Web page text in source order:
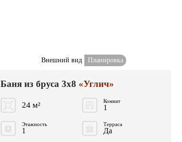
Внешний вид Планировка
Баня из бруса 3x8 «Углич»
24 м² Комнат
1
Этажность
1
Терраса
Да